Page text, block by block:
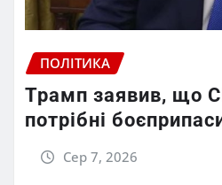
ПОЛІТИКА
Трамп заявив, що
потрібні
Сер 7, 2026